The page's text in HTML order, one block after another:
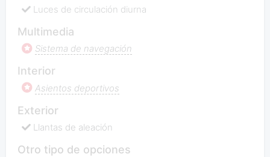
Luces de circulación diurna
Multimedia
Sistema de navegación
Interior
Asientos deportivos
Exterior
Llantas de aleación
Otro tipo de opciones